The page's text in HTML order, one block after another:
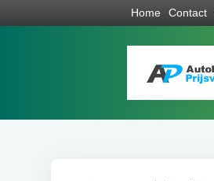
Home Contact